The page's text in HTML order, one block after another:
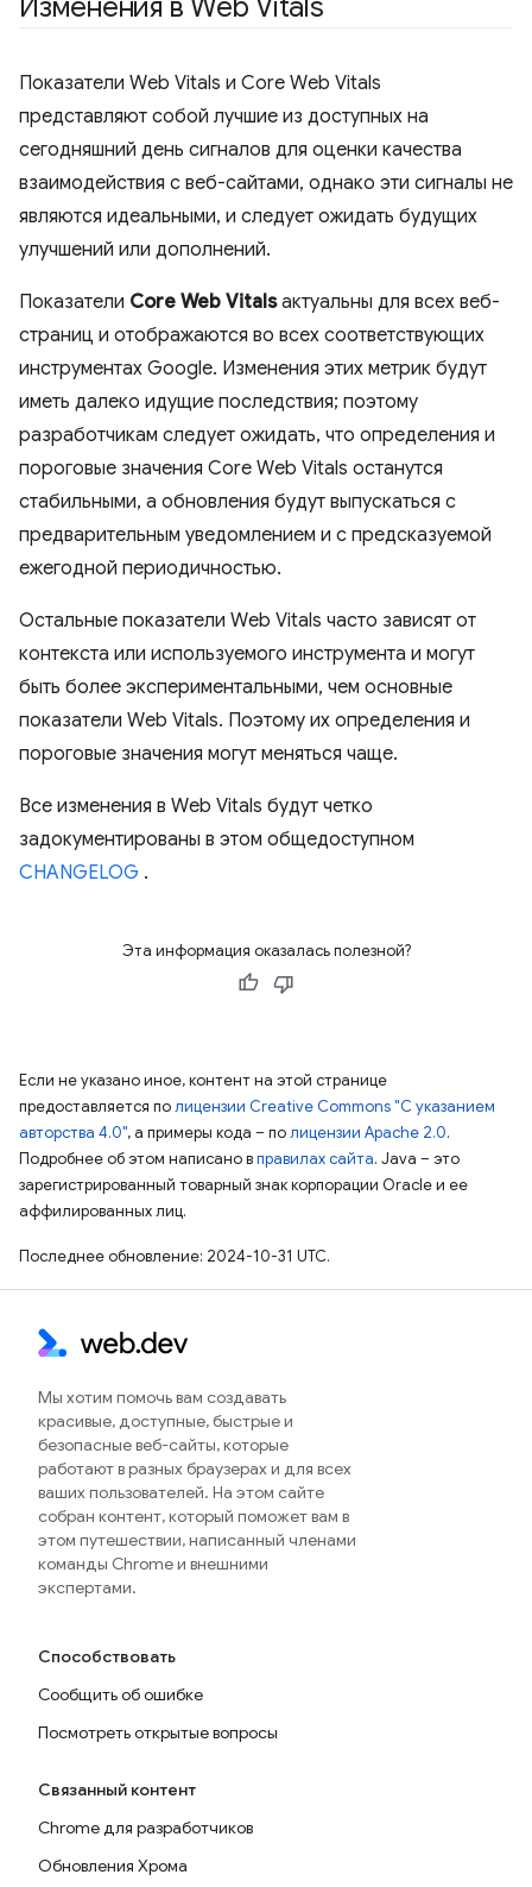
Показатели Web Vitals и Core Web Vitals
представляют собой лучшие из доступных на
сегодняшний день сигналов для оценки качества
взаимодействия с веб-сайтами, однако эти сигналы не
являются идеальными, и следует ожидать будущих
улучшений или дополнений.
Показатели Core Web Vitalsактуальны для всех веб-
страниц и отображаются во всех соответствующих
инструментах Google. Изменения этих метрик будут
иметь далеко идущие последствия; поэтому
разработчикам следует ожидать, что определения и
пороговые значения Core Web Vitals останутся
стабильными, а обновления будут выпускаться с
предварительным уведомлением и с предсказуемой
ежегодной периодичностью.
Остальные показатели Web Vitals часто зависят от
контекста или используемого инструмента и могут
быть более экспериментальными, чем основные
показатели Web Vitals. Поэтому их определения и
пороговые значения могут меняться чаще.
Все изменения в Web Vitals будут четко
задокументированы в этом общедоступном
CHANGELOG .
Эта информация оказалась полезной?
Если не указано иное, контент на этой странице
предоставляется полицензии Creative Commons "С указанием
авторства 4.0", а примеры кода – полицензии Apache 2.0.
Подробнее об этом написано вправилах сайта. Java – это
зарегистрированный товарный знак корпорации Oracle и ее
аффилированных лиц.
Последнее обновление: 2024-10-31 UTC.
Мы хотим помочь вам создавать
красивые, доступные, быстрые и
безопасные веб-сайты, которые
работают в разных браузерах и для всех
ваших пользователей. На этом сайте
собран контент, который поможет вам в
этом путешествии, написанный членами
команды Chrome и внешними
экспертами.
Способствовать
Сообщить об ошибке
Посмотреть открытые вопросы
Связанный контент
Chrome для разработчиков
Обновления Хрома